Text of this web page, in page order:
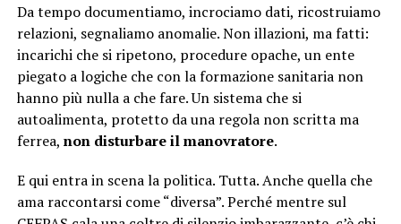
Da tempo documentiamo, incrociamo dati, ricostruiamo
relazioni, segnaliamo anomalie. Non illazioni, ma fatti:
incarichi che si ripetono, procedure opache, un ente
piegato a logiche che con la formazione sanitaria non
hanno più nulla a che fare. Un sistema che si
autoalimenta, protetto da una regola non scritta ma
ferrea, non disturbare il manovratore.
E qui entra in scena la politica. Tutta. Anche quella che
ama raccontarsi come “diversa”. Perché mentre sul